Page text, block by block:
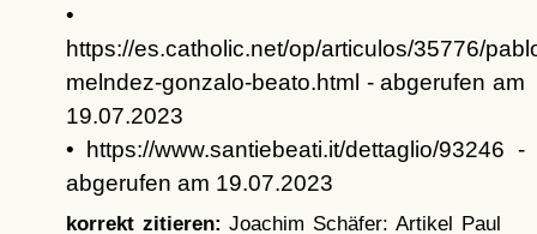
•
https://es.catholic.net/op/articulos/35776/
melndez-gonzalo-beato.html - abgerufen am
19.07.2023
• https://www.santiebeati.it/dettaglio/93246 -
abgerufen am 19.07.2023
korrekt zitieren: Joachim Schäfer: Artikel Paul